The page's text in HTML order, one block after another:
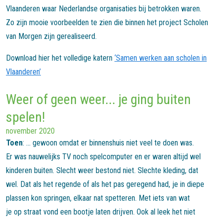
Vlaanderen waar Nederlandse organisaties bij betrokken waren.
Zo zijn mooie voorbeelden te zien die binnen het project Scholen
van Morgen zijn gerealiseerd.
Download hier het volledige katern ‘Samen werken aan scholen in
Vlaanderen’
Weer of geen weer... je ging buiten
spelen!
november 2020
Toen: ... gewoon omdat er binnenshuis niet veel te doen was.
Er was nauwelijks TV noch spelcomputer en er waren altijd wel
kinderen buiten. Slecht weer bestond niet. Slechte kleding, dat
wel. Dat als het regende of als het pas geregend had, je in diepe
plassen kon springen, elkaar nat spetteren. Met iets van wat
je op straat vond een bootje laten drijven. Ook al leek het niet